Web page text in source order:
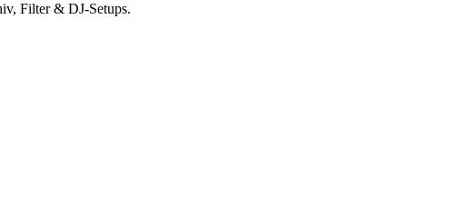
Filter & DJ-Setups.